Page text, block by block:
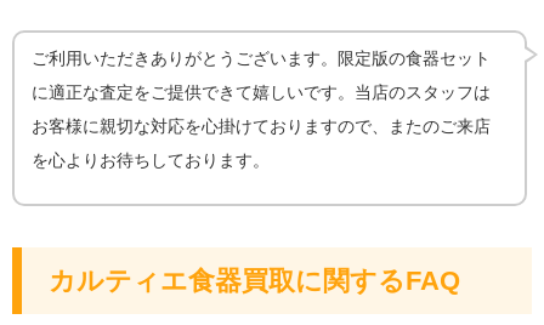
ご利用いただきありがとうございます。限定版の食器セット
に適正な査定をご提供できて嬉しいです。当店のスタッフは
お客様に親切な対応を心掛けておりますので、またのご来店
を心よりお待ちしております。
カルティエ食器買取に関するFAQ